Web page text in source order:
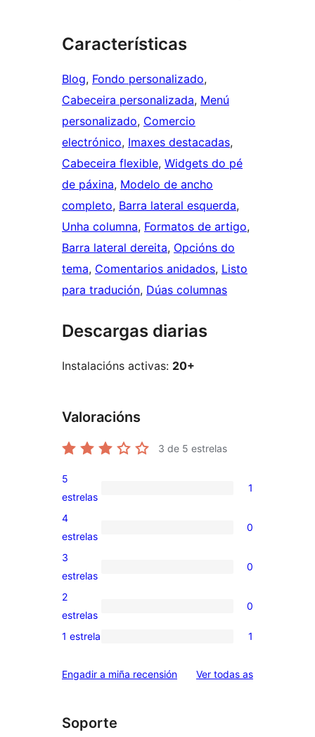
Características
Blog, Fondo personalizado
Cabeceira personalizada, Menú
personalizado, Comercio
electrónico, Imaxes destacadas
Cabeceira flexible, Widgets do pé
de páxina, Modelo de ancho
completo, Barra lateral esquerda
Unha columna, Formatos de artigo
Barra lateral dereita, Opcións do
tema, Comentarios anidados, Listo
para tradución, Dúas columnas
Descargas diarias
Instalacións activas: 20+
Valoracións
3 de 5 estrelas
1
valoración
de
5
estrelas
1
0
valoracións
de
4
estrelas
0
0
valoracións
de
3
estrelas
0
0
valoracións
2
2
estrelas
0
1
de
estrelas
1 estrela 1
Engadir a miña recensión Ver todas asvaloracións
Soporte